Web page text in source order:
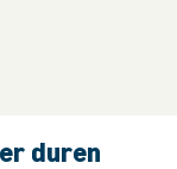
duren